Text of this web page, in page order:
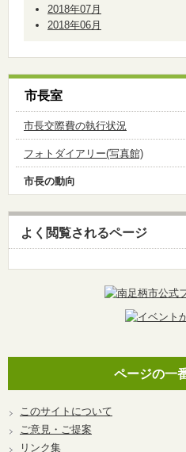
2018年07月
2018年06月
市長室
市長交際費の執行状況
フォトダイアリー(写真館)
市長の動向
よく閲覧されるページ
ページの一
このサイトについて
ご意見・ご提案
リンク集